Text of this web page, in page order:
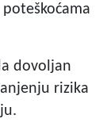
dovoljan
rizika